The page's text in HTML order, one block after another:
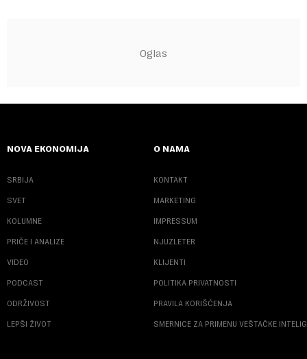
NOVA EKONOMIJA
SRBIJA
SVET
KOLUMNE
PRIČE I ANALIZE
VIDEO
PODCAST
ODRŽIVOST
LEPŠI ŽIVOT
O NAMA
KONTAKT
MARKETING
IMPRESSUM
NJUZLETER
KLIJENTI
POLITIKA PRIVATNOSTI
PRAVILA KORIŠĆENJA
SMERNICE ZA PRIMENU VEŠTAČKE